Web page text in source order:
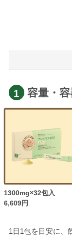
1 容量・
1300mg×32包入
6,609円
1日1包を目安に、